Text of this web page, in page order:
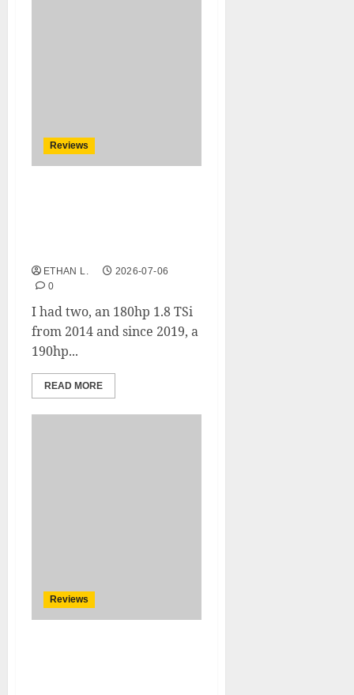
Reviews
ETHAN L.
2026-07-06
0
I had two, an 180hp 1.8 TSi
from 2014 and since 2019, a
190hp...
READ MORE
Reviews